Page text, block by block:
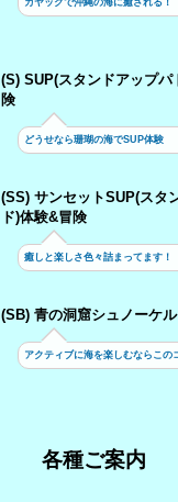
カヤックで沖縄の海に癒される！
(S) SUP(スタンドアップパ
険
どうせなら珊瑚の海でSUP体験
(SS) サンセットSUP(スタ
ド)体験&冒険
癒しと楽しさ色々詰まってます！
(SB) 青の洞窟シュノーケ
アクティブに海を楽しむならこの
各種ご案内